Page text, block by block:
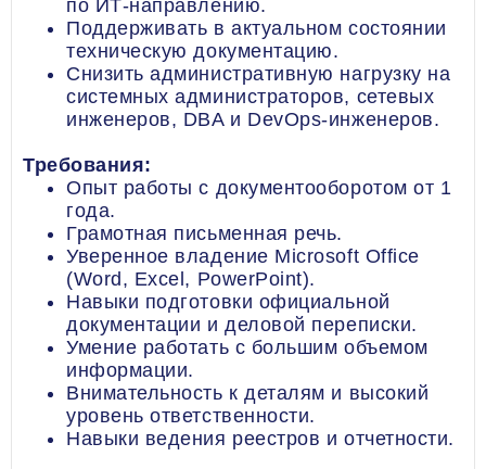
по ИТ-направлению.
Поддерживать в актуальном состоянии
техническую документацию.
Снизить административную нагрузку на
системных администраторов, сетевых
инженеров, DBA и DevOps-инженеров.
Требования:
Опыт работы с документооборотом от 1
года.
Грамотная письменная речь.
Уверенное владение Microsoft Office
(Word, Excel, PowerPoint).
Навыки подготовки официальной
документации и деловой переписки.
Умение работать с большим объемом
информации.
Внимательность к деталям и высокий
уровень ответственности.
Навыки ведения реестров и отчетности.